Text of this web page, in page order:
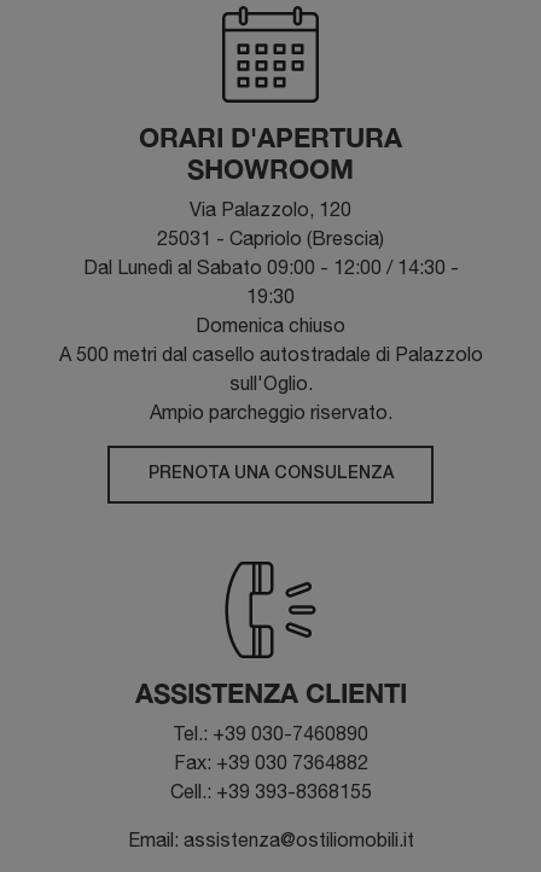
ORARI D'APERTURA
SHOWROOM
Via Palazzolo, 120
25031 - Capriolo (Brescia)
Dal Lunedì al Sabato 09:00 - 12:00 / 14:30 -
19:30
Domenica chiuso
A 500 metri dal casello autostradale di Palazzolo
sull'Oglio.
Ampio parcheggio riservato.
PRENOTA UNA CONSULENZA
ASSISTENZA CLIENTI
Tel.: +39 030-7460890
Fax: +39 030 7364882
Cell.: +39 393-8368155
Email: assistenza@ostiliomobili.it